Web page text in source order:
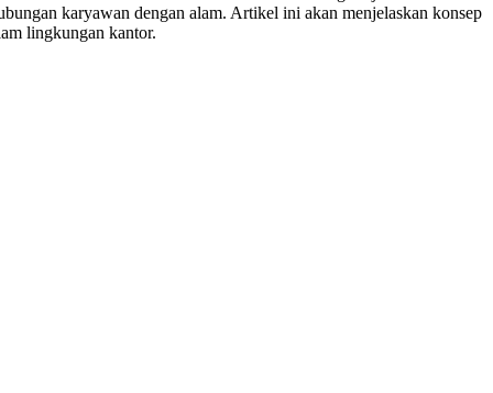
karyawan dengan alam. Artikel ini akan menjelaskan konsep
lingkungan kantor.